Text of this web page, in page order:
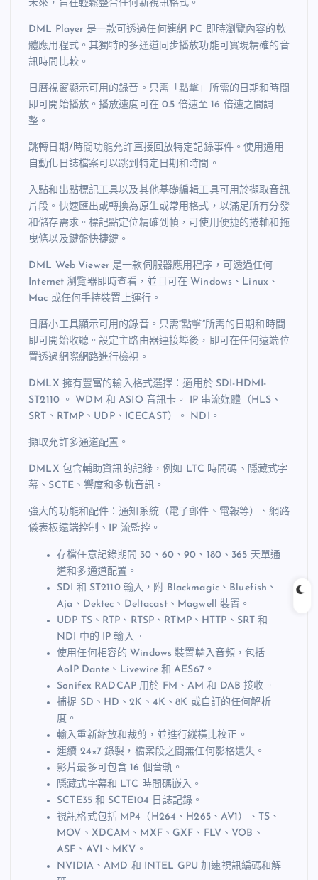
未來，旨在輕鬆整合任何新視訊格式。
DML Player 是一款可透過任何連網 PC 即時瀏覽內容的軟
體應用程式。其獨特的多通道同步播放功能可實現精確的音
訊時間比較。
日曆視窗顯示可用的錄音。只需「點擊」所需的日期和時間
即可開始播放。播放速度可在 0.5 倍速至 16 倍速之間調
整。
跳轉日期/時間功能允許直接回放特定記錄事件。使用通用
自動化日誌檔案可以跳到特定日期和時間。
入點和出點標記工具以及其他基礎編輯工具可用於擷取音訊
片段。快速匯出或轉換為原生或常用格式，以滿足所有分發
和儲存需求。標記點定位精確到幀，可使用便捷的捲軸和拖
曳條以及鍵盤快捷鍵。
DML Web Viewer 是一款伺服器應用程序，可透過任何
Internet 瀏覽器即時查看，並且可在 Windows、Linux、
Mac 或任何手持裝置上運行。
日曆小工具顯示可用的錄音。只需“點擊”所需的日期和時間
即可開始收聽。設定主路由器連接埠後，即可在任何遠端位
置透過網際網路進行檢視。
DMLX 擁有豐富的輸入格式選擇：適用於 SDI-HDMI-
ST2110 。 WDM 和 ASIO 音訊卡。 IP 串流媒體（HLS、
SRT、RTMP、UDP、ICECAST）。 NDI。
擷取允許多通道配置。
DMLX 包含輔助資訊的記錄，例如 LTC 時間碼、隱藏式字
幕、SCTE、響度和多軌音訊。
強大的功能和配件：通知系統（電子郵件、電報等）、網路
儀表板遠端控制、IP 流監控。
存檔任意記錄期間 30、60、90、180、365 天單通
道和多通道配置。
SDI 和 ST2110 輸入，附 Blackmagic、Bluefish、
Aja、Dektec、Deltacast、Magwell 裝置。
UDP TS、RTP、RTSP、RTMP、HTTP、SRT 和
NDI 中的 IP 輸入。
使用任何相容的 Windows 裝置輸入音頻，包括
AoIP Dante、Livewire 和 AES67。
Sonifex RADCAP 用於 FM、AM 和 DAB 接收。
捕捉 SD、HD、2K、4K、8K 或自訂的任何解析
度。
輸入重新縮放和裁剪，並進行縱橫比校正。
連續 24×7 錄製，檔案段之間無任何影格遺失。
影片最多可包含 16 個音軌。
隱藏式字幕和 LTC 時間碼嵌入。
SCTE35 和 SCTE104 日誌記錄。
視訊格式包括 MP4（H264、H265、AV1）、TS、
MOV、XDCAM、MXF、GXF、FLV、VOB、
ASF、AVI、MKV。
NVIDIA、AMD 和 INTEL GPU 加速視訊編碼和解